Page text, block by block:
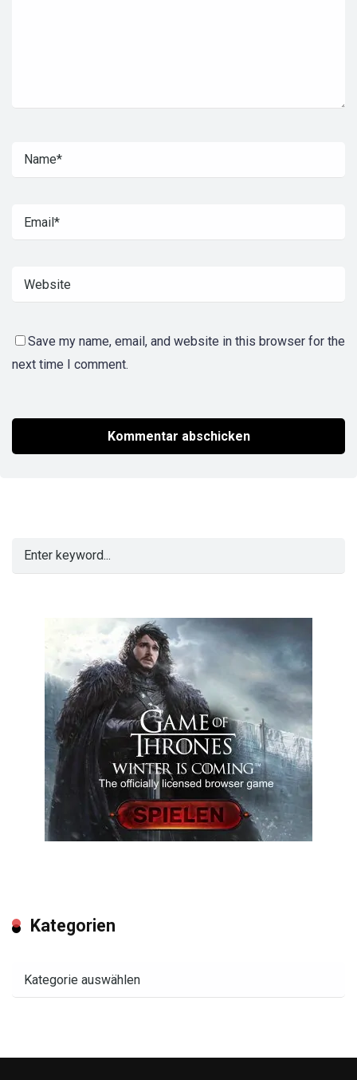
Save my name, email, and website in this browser for the
next time I comment.
Kategorien